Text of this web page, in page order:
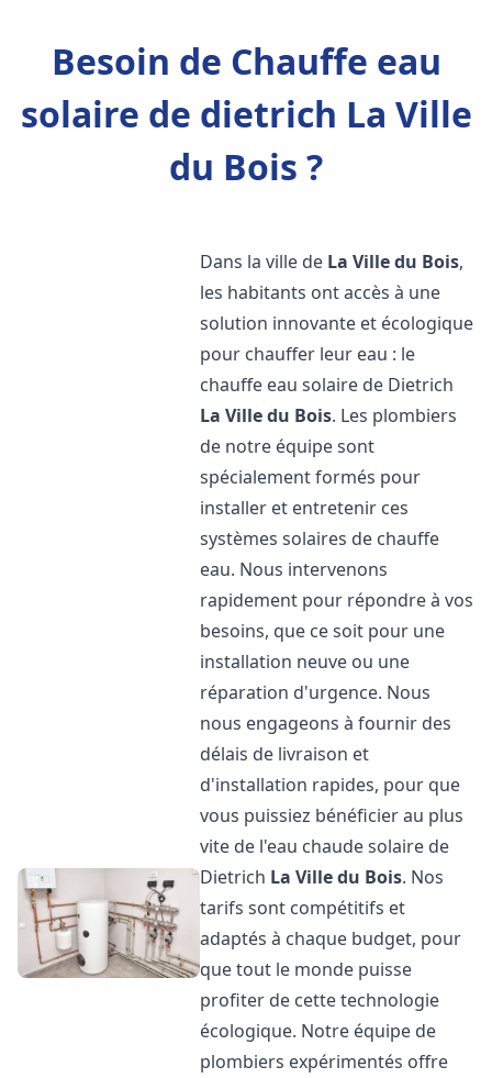
Besoin de Chauffe eau
solaire de dietrich La Ville
du Bois ?
Dans la ville de La Ville du Bois,
les habitants ont accès à une
solution innovante et écologique
pour chauffer leur eau : le
chauffe eau solaire de Dietrich
La Ville du Bois. Les plombiers
de notre équipe sont
spécialement formés pour
installer et entretenir ces
systèmes solaires de chauffe
eau. Nous intervenons
rapidement pour répondre à vos
besoins, que ce soit pour une
installation neuve ou une
réparation d'urgence. Nous
nous engageons à fournir des
délais de livraison et
d'installation rapides, pour que
vous puissiez bénéficier au plus
vite de l'eau chaude solaire de
Dietrich La Ville du Bois. Nos
tarifs sont compétitifs et
adaptés à chaque budget, pour
que tout le monde puisse
profiter de cette technologie
écologique. Notre équipe de
plombiers expérimentés offre